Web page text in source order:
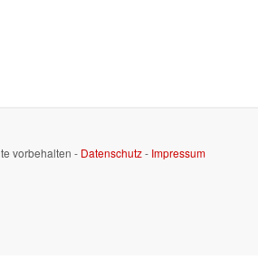
vorbehalten - Datenschutz- Impressum